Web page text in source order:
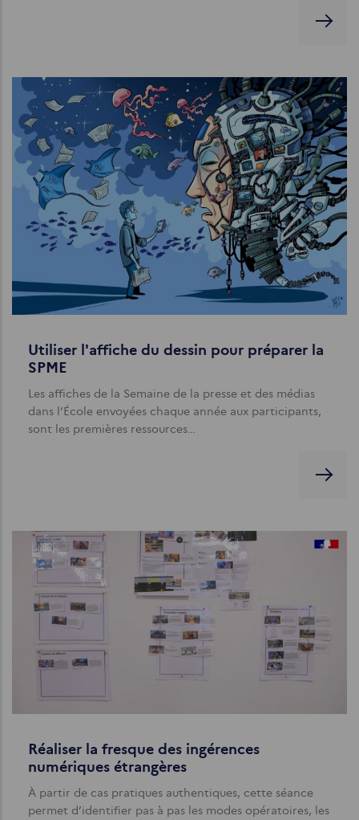
Utiliser l'affiche du dessin pour préparer la
SPME
Les affiches de la Semaine de la presse et des médias
dans l’École envoyées chaque année aux participants,
sont les premières ressources…
Réaliser la fresque des ingérences
numériques étrangères
À partir de cas pratiques authentiques, cette séance
permet d’identifier pas à pas les modes opératoires, les